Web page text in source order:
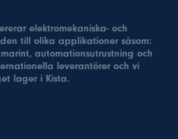
elektromekaniska- och
till olika applikationer såsom:
automationsutrustning och
leverantörer och vi
lager i Kista.